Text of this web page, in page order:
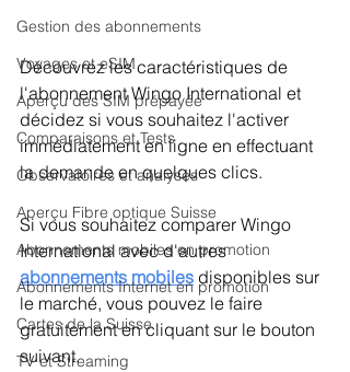
Gestion des abonnements
Voyages et eSIM
Aperçu des SIM prépayée
Comparaisons et Tests
Observatoires et analyses
Aperçu Fibre optique Suisse
Abonnements mobiles en promotion
Abonnements Internet en promotion
Cartes de la Suisse
TV et Streaming
Découvrez les caractéristiques de
l'abonnement Wingo International et
décidez si vous souhaitez l'activer
immédiatement en ligne en effectuant
la demande en quelques clics.
Si vous souhaitez comparer Wingo
International avec d'autres
abonnements mobiles disponibles sur
le marché, vous pouvez le faire
gratuitement en cliquant sur le bouton
suivant.